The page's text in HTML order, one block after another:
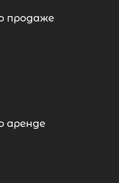
квартира площадью
продаже
аренде